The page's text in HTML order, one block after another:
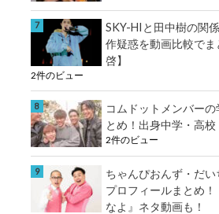
SKY-HIと田中樹の関
作疑惑を動画比較で
啓】
2件のビュー
コムドットメンバーの
とめ！出身中学・高校
2件のビュー
ちゃんぴおんず・だ
プロフィールまとめ
なよ』ネタ動画も！